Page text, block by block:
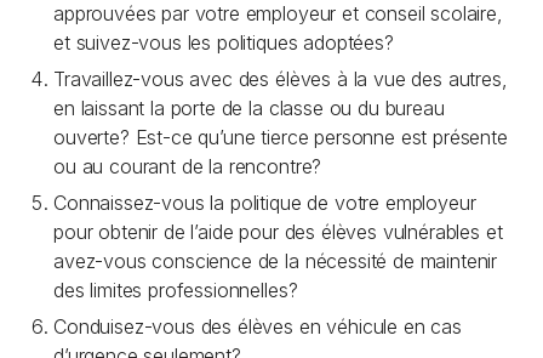
approuvées par votre employeur et conseil scolaire,
et suivez-vous les politiques adoptées?
Travaillez-vous avec des élèves à la vue des autres,
en laissant la porte de la classe ou du bureau
ouverte? Est-ce qu’une tierce personne est présente
ou au courant de la rencontre?
Connaissez-vous la politique de votre employeur
pour obtenir de l’aide pour des élèves vulnérables et
avez-vous conscience de la nécessité de maintenir
des limites professionnelles?
Conduisez-vous des élèves en véhicule en cas